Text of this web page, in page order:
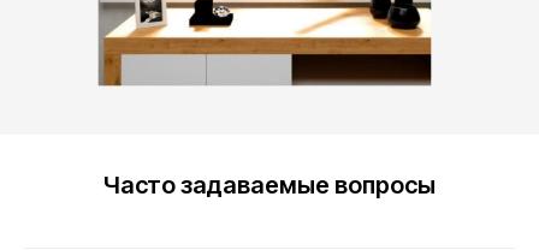
Часто задаваемые вопросы